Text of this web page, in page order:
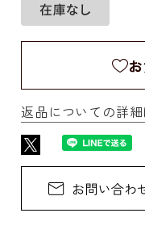
返品についての詳